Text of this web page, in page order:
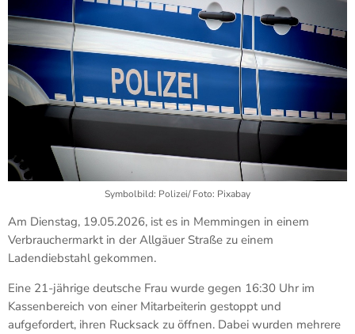
Symbolbild: Polizei/ Foto: Pixabay
Am Dienstag, 19.05.2026, ist es in Memmingen in einem
Verbrauchermarkt in der Allgäuer Straße zu einem
Ladendiebstahl gekommen.
Eine 21-jährige deutsche Frau wurde gegen 16:30 Uhr im
Kassenbereich von einer Mitarbeiterin gestoppt und
aufgefordert, ihren Rucksack zu öffnen. Dabei wurden mehrere